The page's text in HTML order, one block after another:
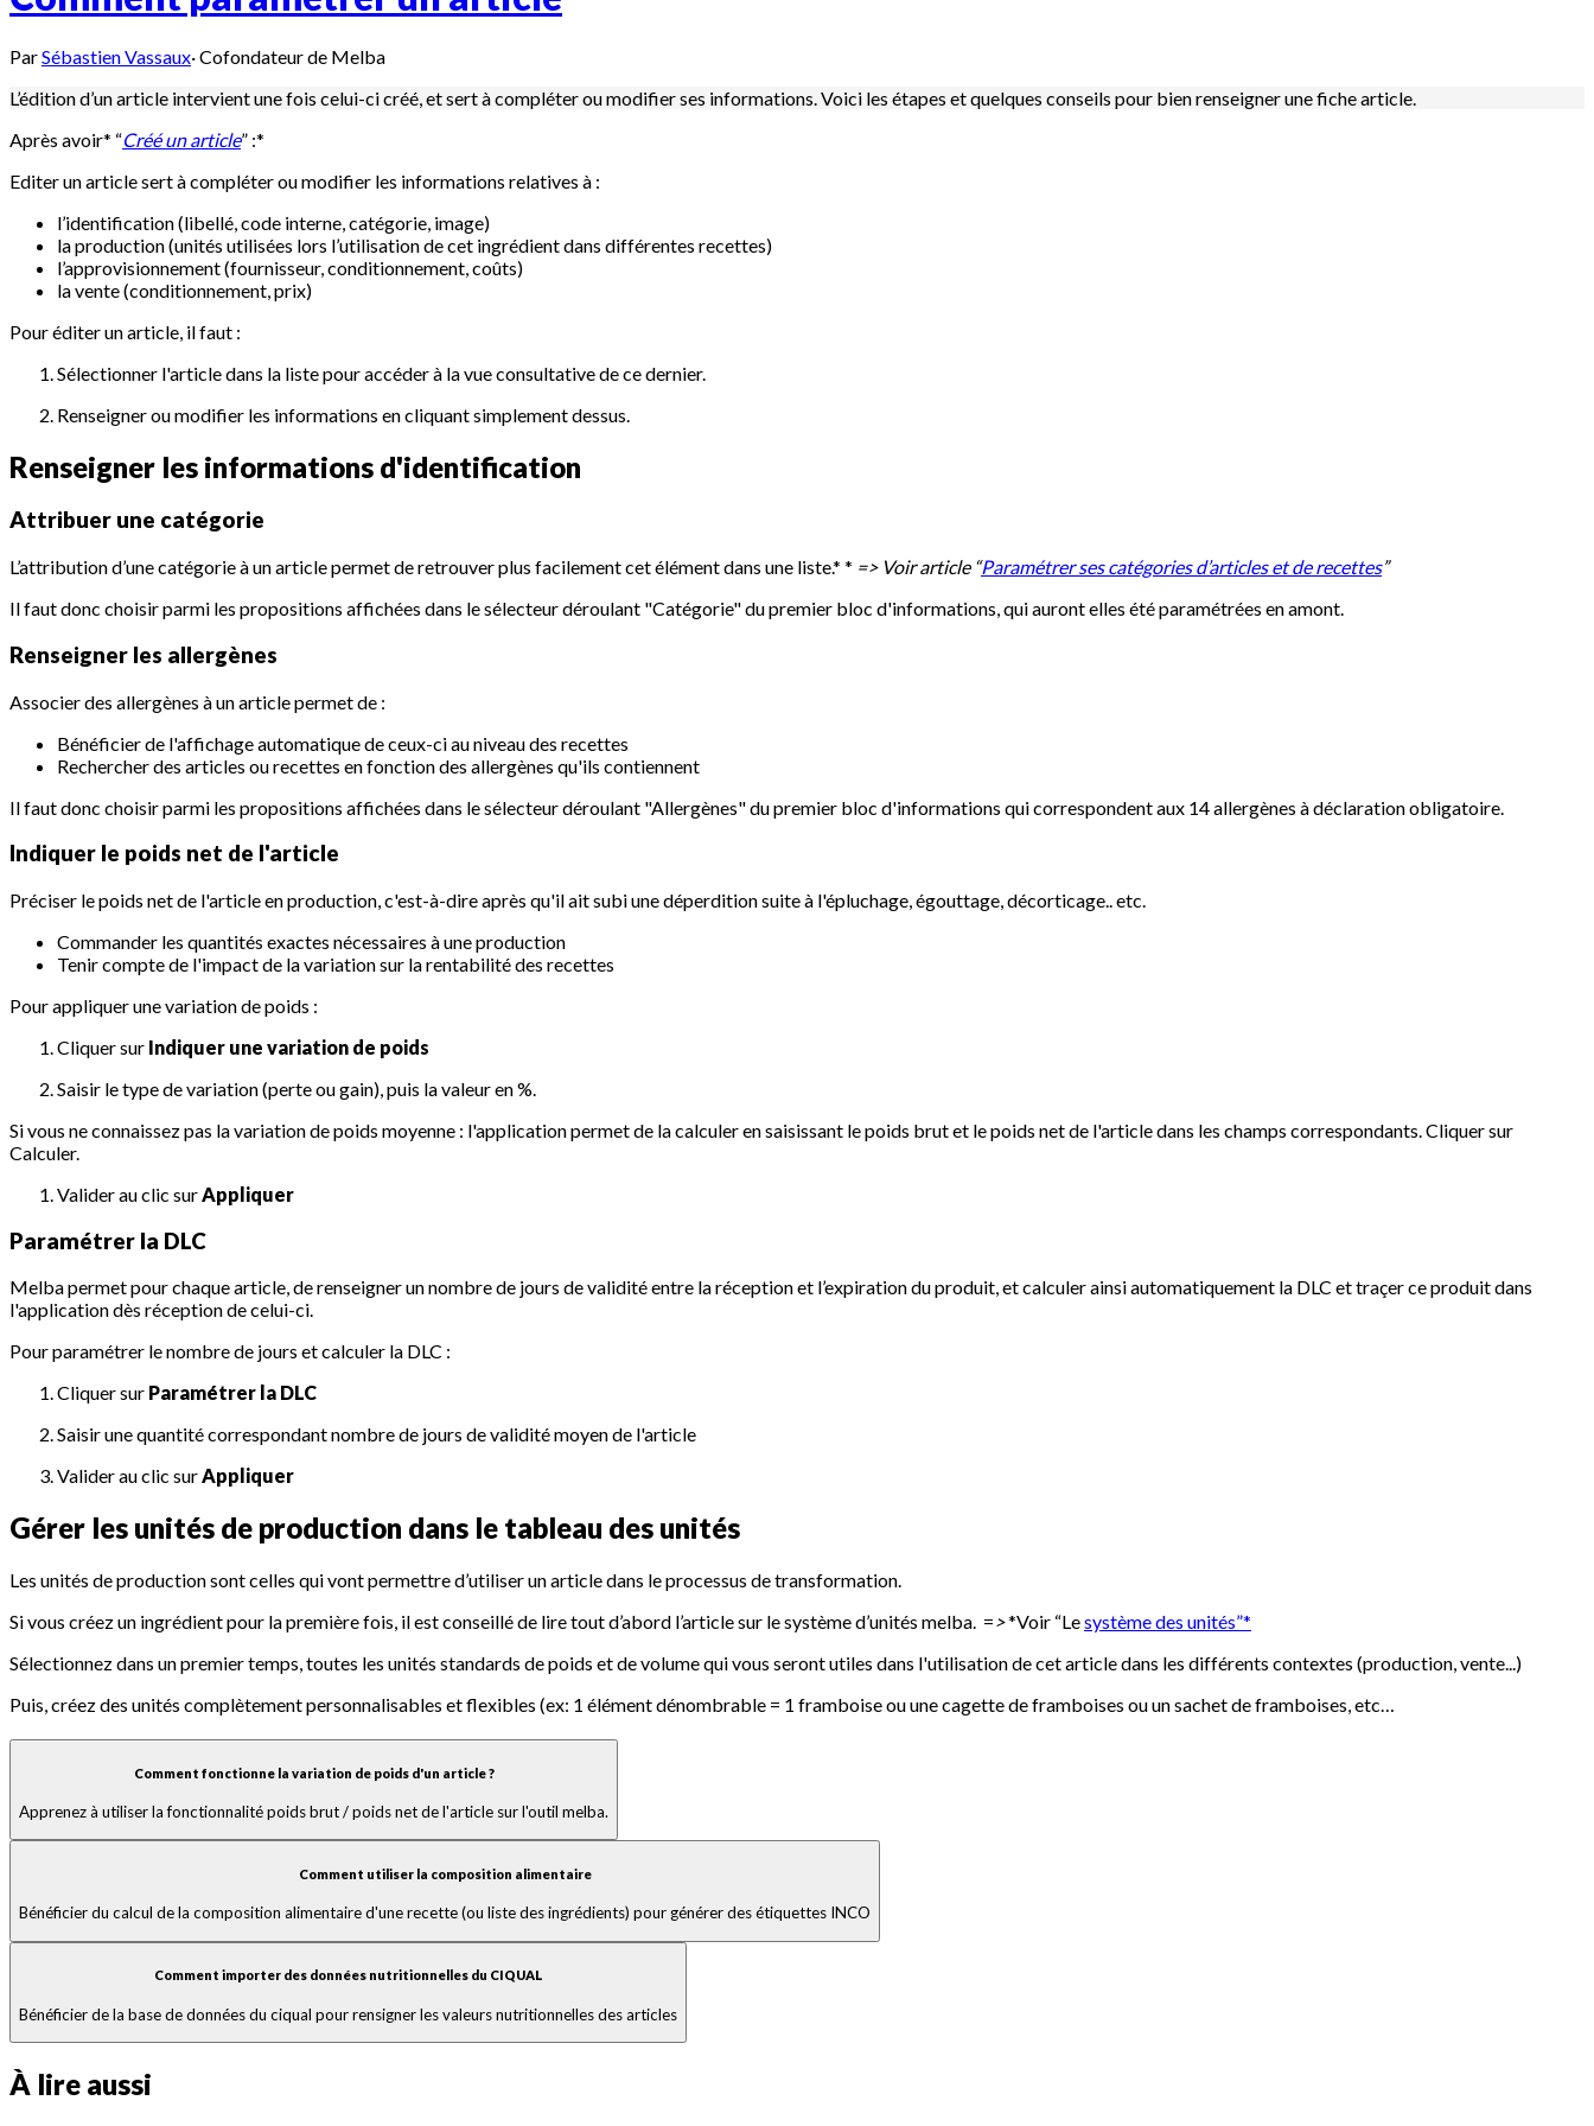
ParSébastien Vassaux·Cofondateur de Melba
L’édition d’un article intervient une fois celui-ci créé, et sert à compléter ou modifier ses informations. Voici les étapes et quelques conseils pour bien renseigner une fiche article.
Après avoir* “Créé un article” :*
Editer un article sert à compléter ou modifier les informations relatives à :
l’identification (libellé, code interne, catégorie, image)
la production (unités utilisées lors l’utilisation de cet ingrédient dans différentes recettes)
l’approvisionnement (fournisseur, conditionnement, coûts)
la vente (conditionnement, prix)
Pour éditer un article, il faut :
Sélectionner l'article dans la liste pour accéder à la vue consultative de ce dernier.
Renseigner ou modifier les informations en cliquant simplement dessus.
Renseigner les informations d'identification
Attribuer une catégorie
L’attribution d’une catégorie à un article permet de retrouver plus facilement cet élément dans une liste.* * => Voir article “Paramétrer ses catégories d’articles et de recettes”
Il faut donc choisir parmi les propositions affichées dans le sélecteur déroulant "Catégorie" du premier bloc d'informations, qui auront elles été paramétrées en amont.
Renseigner les allergènes
Associer des allergènes à un article permet de :
Bénéficier de l'affichage automatique de ceux-ci au niveau des recettes
Rechercher des articles ou recettes en fonction des allergènes qu'ils contiennent
Il faut donc choisir parmi les propositions affichées dans le sélecteur déroulant "Allergènes" du premier bloc d'informations qui correspondent aux 14 allergènes à déclaration obligatoire.
Indiquer le poids net de l'article
Préciser le poids net de l'article en production, c'est-à-dire après qu'il ait subi une déperdition suite à l'épluchage, égouttage, décorticage.. etc.
Commander les quantités exactes nécessaires à une production
Tenir compte de l'impact de la variation sur la rentabilité des recettes
Pour appliquer une variation de poids :
Cliquer sur Indiquer une variation de poids
Saisir le type de variation (perte ou gain), puis la valeur en %.
Si vous ne connaissez pas la variation de poids moyenne : l'application permet de la calculer en saisissant le poids brut et le poids net de l'article dans les champs correspondants. Cliquer sur
Calculer.
Valider au clic surAppliquer
Paramétrer la DLC
Melba permet pour chaque article, de renseigner un nombre de jours de validité entre la réception et l’expiration du produit, et calculer ainsi automatiquement la DLC et traçer ce produit dans
l'application dès réception de celui-ci.
Pour paramétrer le nombre de jours et calculer la DLC :
Cliquer sur Paramétrer la DLC
Saisir une quantité correspondant nombre de jours de validité moyen de l'article
Valider au clic surAppliquer
Gérer les unités de production dans le tableau des unités
Les unités de production sont celles qui vont permettre d’utiliser un article dans le processus de transformation.
Si vous créez un ingrédient pour la première fois, il est conseillé de lire tout d’abord l’article sur le système d’unités melba. =>*Voir “Lesystème des unités”*
Sélectionnez dans un premier temps, toutes les unités standards de poids et de volume qui vous seront utiles dans l'utilisation de cet article dans les différents contextes (production, vente...)
Puis, créez des unités complètement personnalisables et flexibles (ex: 1 élément dénombrable = 1 framboise ou une cagette de framboises ou un sachet de framboises, etc…
Comment fonctionne la variation de poids d'un article ?
Apprenez à utiliser la fonctionnalité poids brut / poids net de l'article sur l'outil melba.
Comment utiliser la composition alimentaire
Bénéficier du calcul de la composition alimentaire d'une recette (ou liste des ingrédients) pour générer des étiquettes INCO
Comment importer des données nutritionnelles du CIQUAL
Bénéficier de la base de données du ciqual pour rensigner les valeurs nutritionnelles des articles
À lire aussi